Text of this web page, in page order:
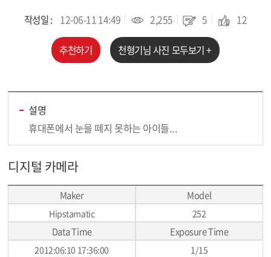
작성일 : 12-06-11 14:49 2,255 5 12
추천하기 천형기님 사진 모두보기 +
설명
휴대폰에서 눈을 떼지 못하는 아이들...
디지털 카메라
Maker
Hipstamatic
Model
252
Data Time
2012:06:10 17:36:00
Exposure Time
1/15